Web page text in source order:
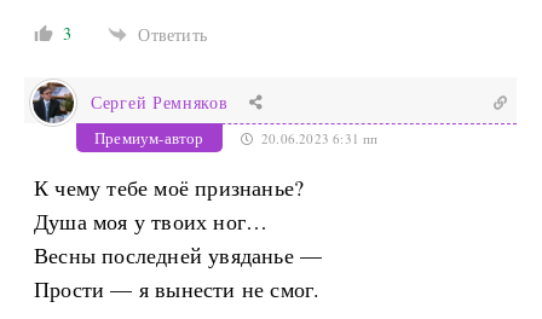
3 Ответить
Сергей Ремняков
Премиум-автор 20.06.2023 6:31 пп
К чему тебе моё признанье?
Душа моя у твоих ног…
Весны последней увяданье —
Прости — я вынести не смог.